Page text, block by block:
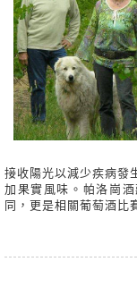
接收陽光以減少疾病發
加果實風味。帕洛崗
同，更是相關葡萄酒比